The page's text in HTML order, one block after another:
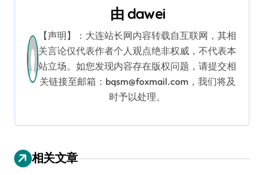
由 dawei
【声明】：大连站长网内容转载自互联网，其相
关言论仅代表作者个人观点绝非权威，不代表本
站立场。如您发现内容存在版权问题，请提交相
关链接至邮箱：bqsm@foxmail.com，我们将及
时予以处理。
相关文章